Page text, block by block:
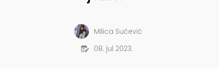
Milica Sučević
08. jul 2023.